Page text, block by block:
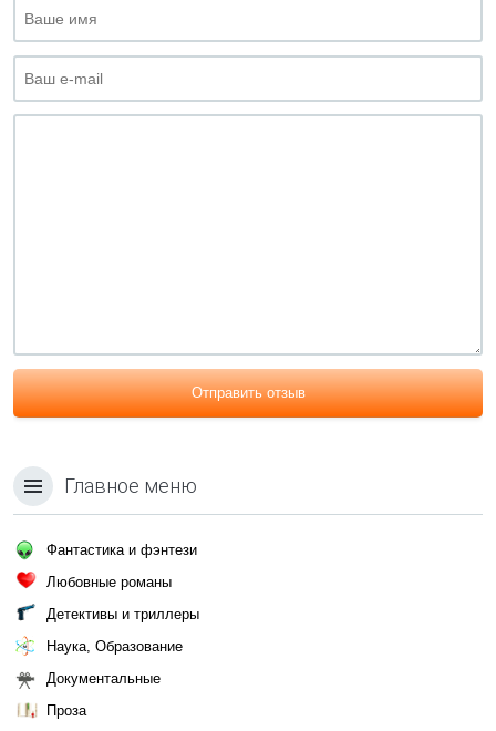
Отправить отзыв
Главное меню
Фантастика и фэнтези
Любовные романы
Детективы и триллеры
Наука, Образование
Документальные
Проза